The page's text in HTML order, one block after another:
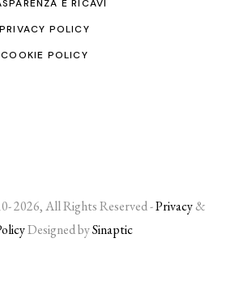
E RICAVI
PRIVACY POLICY
COOKIE POLICY
2026, All Rights Reserved -Privacy&
Designed bySinaptic